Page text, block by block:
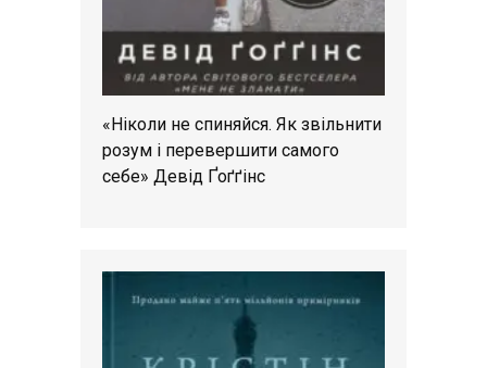
«Ніколи не спиняйся. Як звільнити
розум і перевершити самого
себе» Девід Ґоґґінс